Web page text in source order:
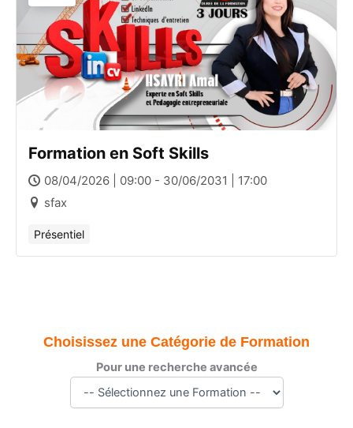
Formation en Soft Skills
08/04/2026 | 09:00 - 30/06/2031 | 17:00
sfax
Présentiel
Choisissez une Catégorie de Formation
Pour une recherche avancée